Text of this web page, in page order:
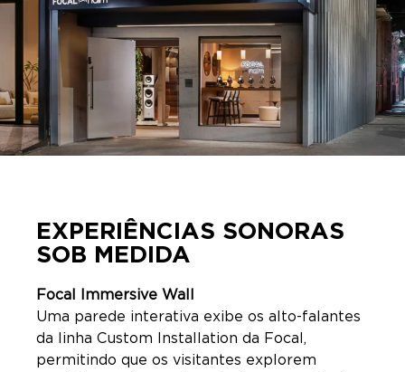
EXPERIÊNCIAS SONORAS
SOB MEDIDA
Focal Immersive Wall
Uma parede interativa exibe os alto-falantes
da linha Custom Installation da Focal,
permitindo que os visitantes explorem